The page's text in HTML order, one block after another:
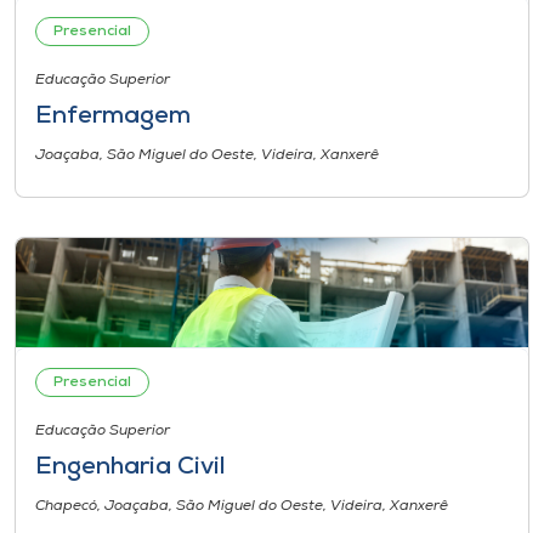
Presencial
Educação Superior
Enfermagem
Joaçaba, São Miguel do Oeste, Videira, Xanxerê
Presencial
Educação Superior
Engenharia Civil
Chapecó, Joaçaba, São Miguel do Oeste, Videira, Xanxerê